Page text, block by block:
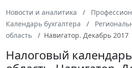
Новости и аналитика
Календарь бухгалтера
область
Навигатор. Декабрь 2017
Налоговый